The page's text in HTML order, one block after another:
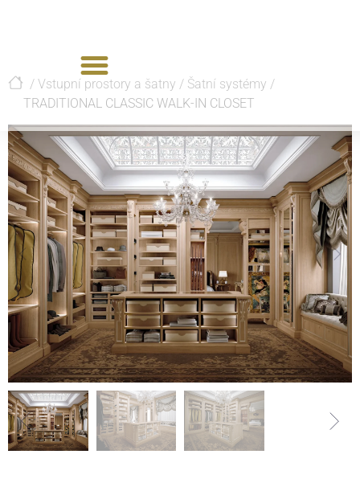
/ Vstupní prostory a šatny / Šatní systémy /
TRADITIONAL CLASSIC WALK-IN CLOSET